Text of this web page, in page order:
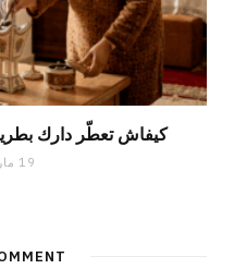
كيفاش تعطّر دارك
19 مارس 2026